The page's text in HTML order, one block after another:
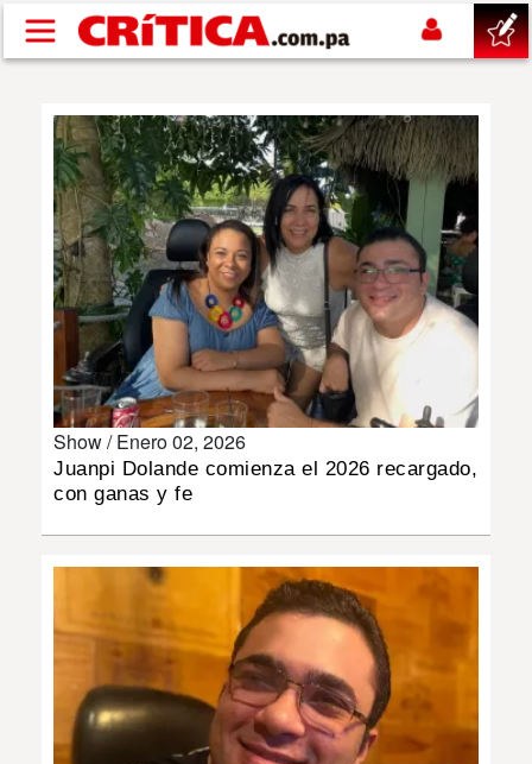
Pasar al contenido principal
SUCESOS
NACIONAL
POLÍTICA
SHOW
DEPORTES
MULTIMEDIA
IMPRESO
Show /Enero 02, 2026
Juanpi Dolande comienza el 2026 recargado,
con ganas y fe